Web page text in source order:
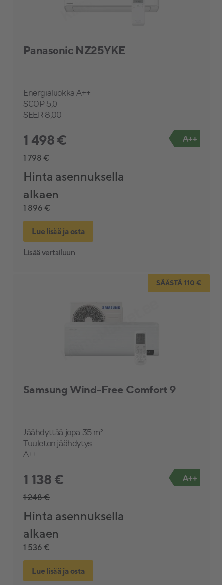
Panasonic NZ25YKE
Energialuokka A++
SCOP 5,0
SEER 8,00
1 498 €
1 798 €
Hinta asennuksella
alkaen
1 896 €
A++
Lue lisää ja osta
Lisää vertailuun
SÄÄSTÄ 110 €
Samsung Wind-Free Comfort 9
Jäähdyttää jopa 35 m²
Tuuleton jäähdytys
A++
1 138 €
1 248 €
Hinta asennuksella
alkaen
1 536 €
A++
Lue lisää ja osta